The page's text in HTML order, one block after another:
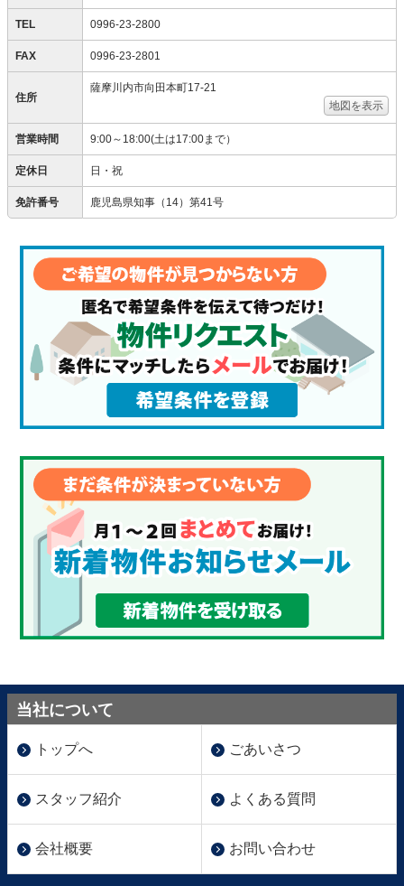
TEL 0996-23-2800
FAX 0996-23-2801
住所
薩摩川内市向田本町17-21
地図を表示
営業時間 9:00～18:00(土は17:00まで）
定休日 日・祝
免許番号 鹿児島県知事（14）第41号
当社について
トップへ ごあいさつ
スタッフ紹介 よくある質問
会社概要 お問い合わせ